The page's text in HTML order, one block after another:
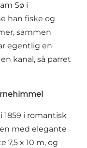
Sø i
han fiske og
sammen
egentlig en
kanal, så parret
i romantisk
med elegante
7,5 x 10 m, og